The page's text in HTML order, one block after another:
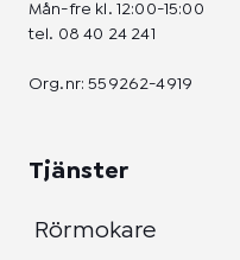
Mån-fre kl. 12:00-15:00
tel. 08 40 24 241
Org.nr: 559262-4919
Tjänster
Rörmokare